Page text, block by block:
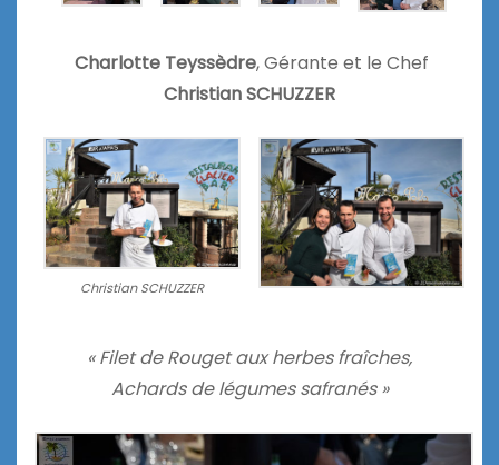
Charlotte Teyssèdre, Gérante et le Chef
Christian SCHUZZER
Christian SCHUZZER
« Filet de Rouget aux herbes fraîches,
Achards de légumes safranés »